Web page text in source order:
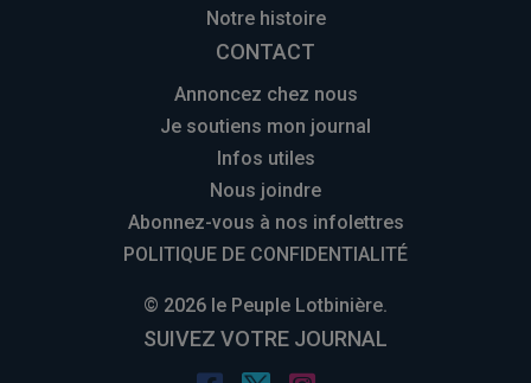
Notre histoire
CONTACT
Annoncez chez nous
Je soutiens mon journal
Infos utiles
Nous joindre
Abonnez-vous à nos infolettres
POLITIQUE DE CONFIDENTIALITÉ
© 2026 le Peuple Lotbinière.
SUIVEZ VOTRE JOURNAL